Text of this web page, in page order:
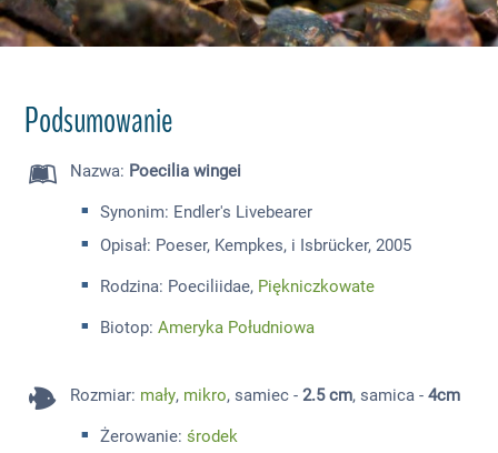
Podsumowanie
Nazwa: Poecilia wingei
Synonim: Endler's Livebearer
Opisał: Poeser, Kempkes, i Isbrücker, 2005
Rodzina: Poeciliidae, Piękniczkowate
Biotop: Ameryka Południowa
Rozmiar: mały, mikro, samiec -2.5 cm, samica -4cm
Żerowanie: środek